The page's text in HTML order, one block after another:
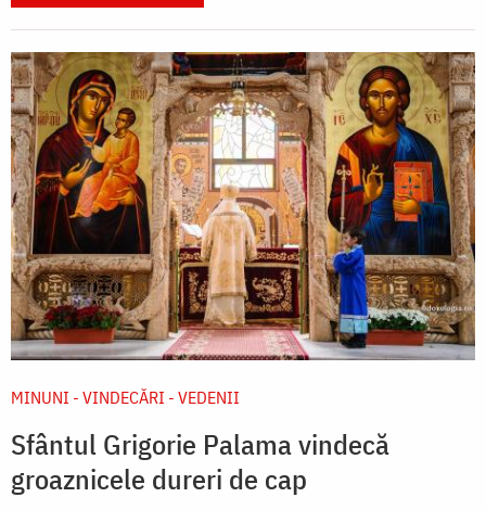
MINUNI - VINDECĂRI - VEDENII
Sfântul Grigorie Palama vindecă
groaznicele dureri de cap